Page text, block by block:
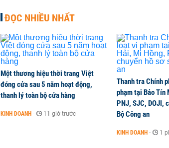
Bí thư Thành ủy Hà Nội thúc tiến độ hai
THỜI SỰ - 1 phút trước
CEO Viettel Store: Smartphone AI và
của người dùng
CHUYỂN ĐỘNG THỊ TRƯỜNG 1 phút trước
Chuyên gia quốc tế đánh giá tích cực về
ĐỌC NHIỀU NHẤT
Một thương hiệu thời trang Việt
đóng cửa sau 5 năm hoạt động,
thanh lý toàn bộ cửa hàng
KINH DOANH - 11 giờ trước
Thanh tra Chính
phạm tại Bảo Tín
PNJ, SJC, DOJI,
Bộ Công an
KINH DOANH - 1